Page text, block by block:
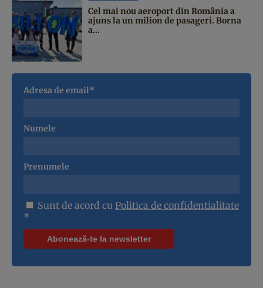
Cel mai nou aeroport din România a
ajuns la un milion de pasageri. Borna
a...
Adresa de email*
Numele
Prenumele
Sunt de acord cu Politica de confidentialitate
*